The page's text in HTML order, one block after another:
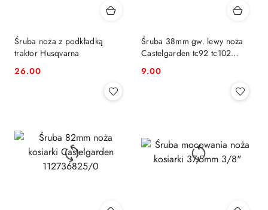
Śruba noża z podkładką
traktor Husqvarna
Cena:
26.00
Śruba 38mm gw. lewy noża
Castelgarden tc92 tc102
Cena:
9.00